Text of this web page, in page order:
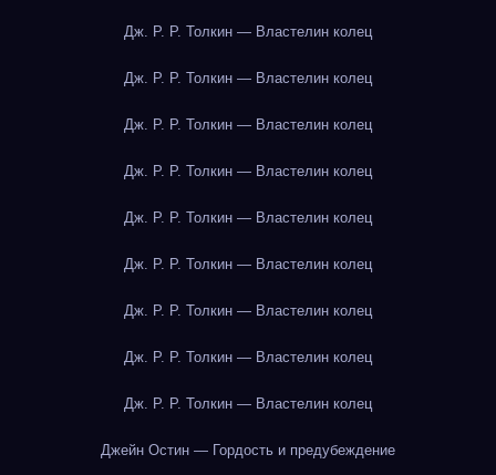
Дж. Р. Р. Толкин — Властелин колец
Дж. Р. Р. Толкин — Властелин колец
Дж. Р. Р. Толкин — Властелин колец
Дж. Р. Р. Толкин — Властелин колец
Дж. Р. Р. Толкин — Властелин колец
Дж. Р. Р. Толкин — Властелин колец
Дж. Р. Р. Толкин — Властелин колец
Дж. Р. Р. Толкин — Властелин колец
Дж. Р. Р. Толкин — Властелин колец
Джейн Остин — Гордость и предубеждение